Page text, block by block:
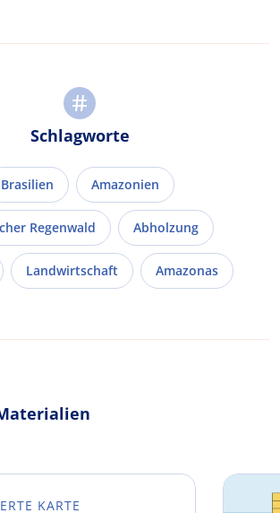
Schlagworte
Brasilien Amazonien
Regenwald Abholzung
Landwirtschaft Amazonas
KARTE